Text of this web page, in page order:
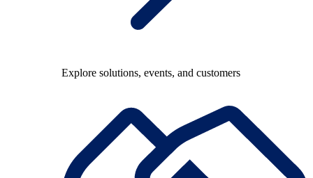
Explore solutions, events, and customers